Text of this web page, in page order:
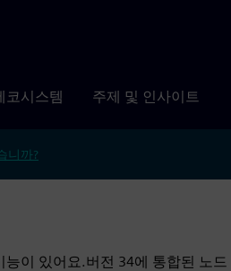
코시스템 주제 및 인사이트
니까?
능이 있어요.버전 34에 통합된 노드